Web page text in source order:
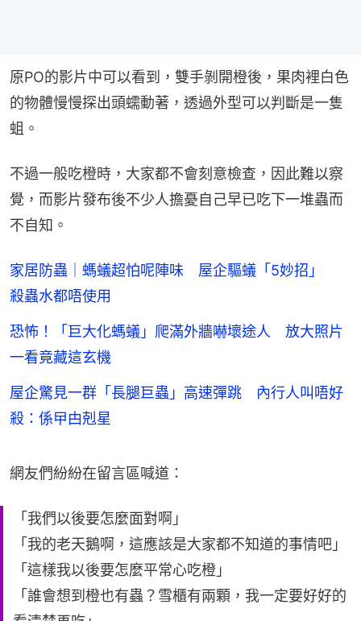
原PO的影片中可以看到，雙手剝開橙後，果肉裡白色
的物體慢慢探出頭蠕動著，透過外型可以判斷是一隻
蛆。
不過一般吃橙時，大家都不會刻意檢查，因此難以察
覺，而影片發布後不少人擔憂自己早已吃下一堆蟲而
不自知。
家居防蟲｜螞蟻超怕呢陣味 屋企驅蟻「5妙招」
殺蟲水都唔使用
恐怖！「巨大化螞蟻」爬滿外牆嚇壞途人 放大照片
一看竟藏這玄機
屋企驚見一群「長腿巨蟲」高速彈跳 內行人叫唔好
殺：係曱甴剋星
網友們紛紛在留言區喊道：
「我們以後要怎麼面對啊」
「我的老天鵝啊，這應該是大家都不知道的事情吧」
「這樣我以後要怎麼平常心吃橙」
「誰會想到橙也有蟲？雪櫃有兩顆，我一定要好好的